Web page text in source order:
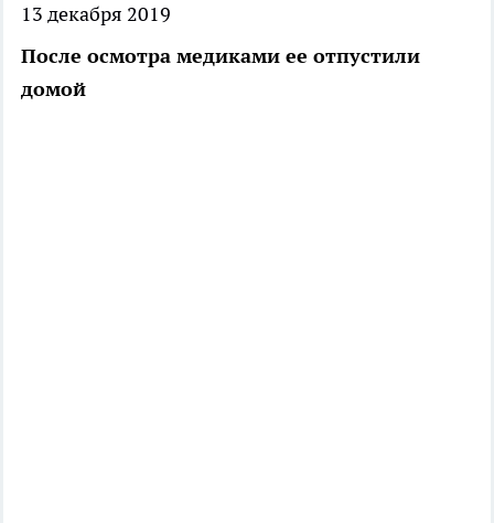
13 декабря 2019
После осмотра медиками ее отпустили
домой